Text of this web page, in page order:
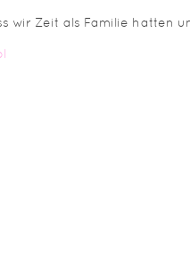
wir Zeit als Familie hatten